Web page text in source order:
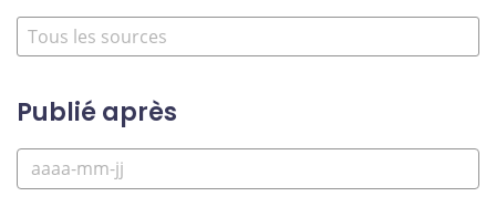
Publié après